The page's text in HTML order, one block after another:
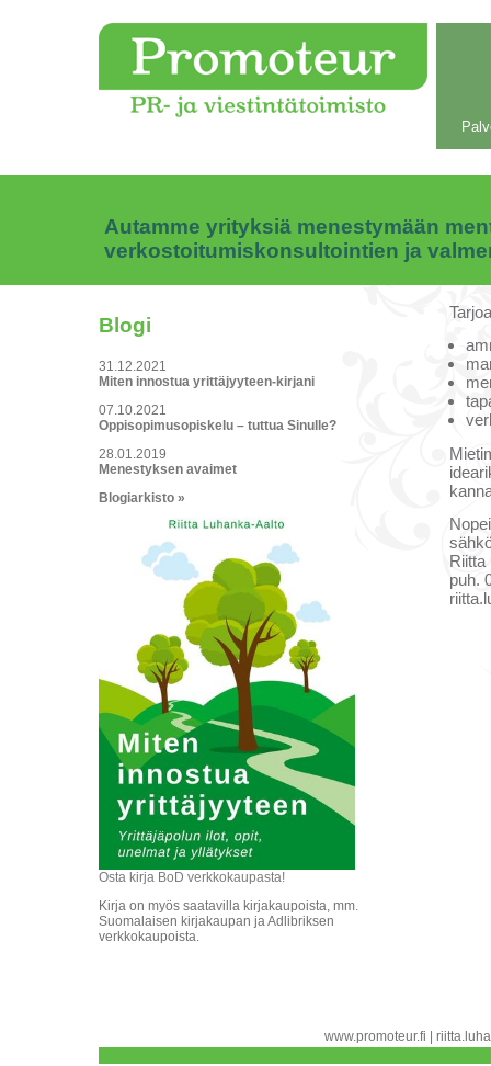
Autamme yrityksiä menestymään
verkostoitumiskonsultointien ja
Blogi
31.12.2021
Miten innostua yrittäjyyteen-kirjani
07.10.2021
Oppisopimusopiskelu – tuttua Sinulle?
28.01.2019
Menestyksen avaimet
Blogiarkisto »
Osta kirja BoD verkkokaupasta!
Kirja on myös saatavilla kirjakaupoista, mm.
Suomalaisen kirjakaupan ja Adlibriksen
verkkokaupoista.
Riitta
puh.
www.promoteur.fi |